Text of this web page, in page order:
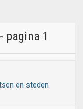
pagina 1
en steden